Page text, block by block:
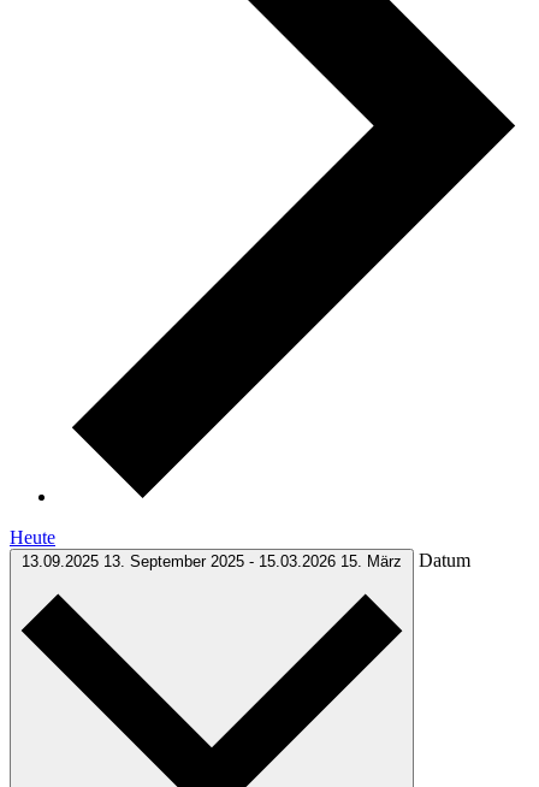
Heute
13.09.2025 13. September 2025 - 15.03.2026 15. März Datum